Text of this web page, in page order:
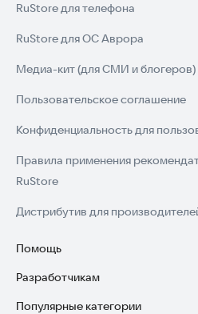
RuStore для телефона
RuStore для ОС Аврора
Медиа-кит (для СМИ и блогеров)
Пользовательское соглашение
Конфиденциальность для
Правила применения
RuStore
Дистрибутив для
Помощь
Установка RuStore на TV
Установка RuStore на телефон
Разработчикам
Зарабатывать с RuStore
Популярные категории